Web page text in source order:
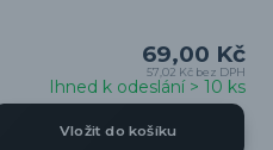
69,00 Kč
57,02 Kč bez DPH
Ihned k odeslání > 10 ks
Vložit do košíku